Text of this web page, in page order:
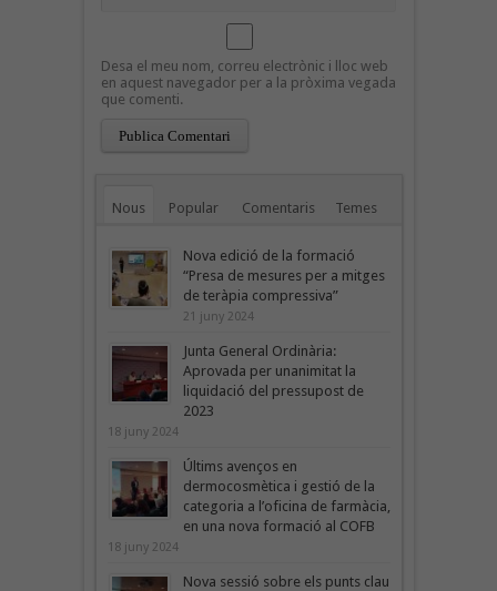
Desa el meu nom, correu electrònic i lloc web
en aquest navegador per a la pròxima vegada
que comenti.
Nous Popular Comentaris Temes
Nova edició de la formació
“Presa de mesures per a mitges
de teràpia compressiva”
21 juny 2024
Junta General Ordinària:
Aprovada per unanimitat la
liquidació del pressupost de
2023
18 juny 2024
Últims avenços en
dermocosmètica i gestió de la
categoria a l’oficina de farmàcia,
en una nova formació al COFB
18 juny 2024
Nova sessió sobre els punts clau